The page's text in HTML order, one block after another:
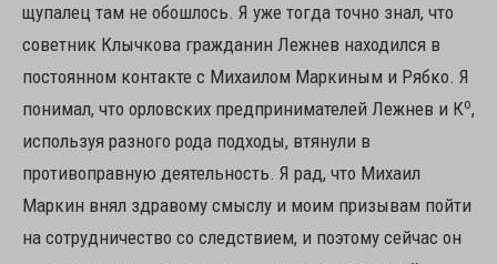
щупалец там не обошлось. Я уже тогда точно знал, что
советник Клычкова гражданин Лежнев находился в
постоянном контакте с Михаилом Маркиным и Рябко. Я
понимал, что орловских предпринимателей Лежнев и Ко,
используя разного рода подходы, втянули в
противоправную деятельность. Я рад, что Михаил
Маркин внял здравому смыслу и моим призывам пойти
на сотрудничество со следствием, и поэтому сейчас он